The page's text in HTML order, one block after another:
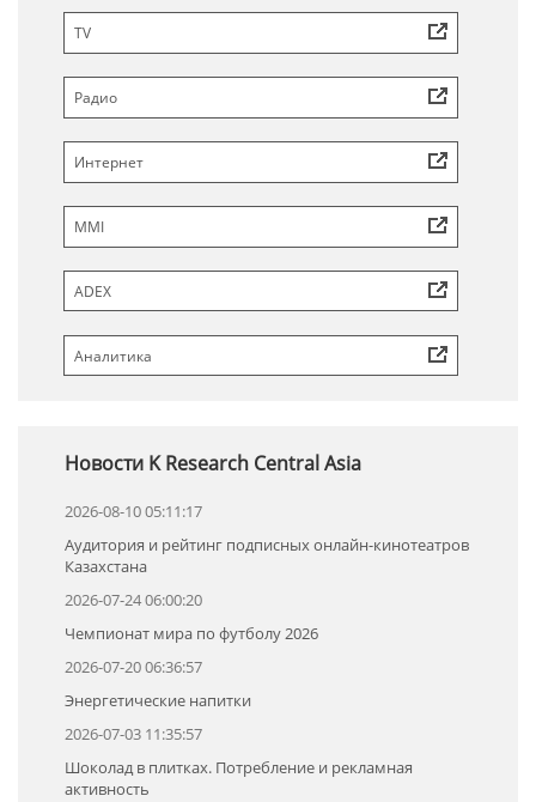
TV
Радио
Интернет
MMI
ADEX
Аналитика
Новости K Research Central Asia
2026-08-10 05:11:17
Аудитория и рейтинг подписных онлайн-кинотеатров
Казахстана
2026-07-24 06:00:20
Чемпионат мира по футболу 2026
2026-07-20 06:36:57
Энергетические напитки
2026-07-03 11:35:57
Шоколад в плитках. Потребление и рекламная
активность